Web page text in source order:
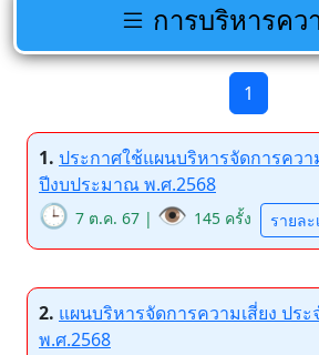
การบริหารคว
1
1. ประกาศใช้แผนบริหารจัดการควา
ปีงบประมาณ พ.ศ.2568
🕒 7 ต.ค. 67 | 👁️ 145 ครั้ง รายละ
2. แผนบริหารจัดการความเสี่ยง ปร
พ.ศ.2568